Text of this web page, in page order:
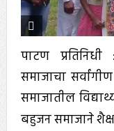
पाटण
समाजाचा
समाजातील
बहुजन समाजाने